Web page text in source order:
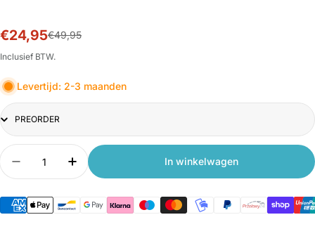
Sale
prijs
€24,95
Normale
prijs
€49,95
Inclusief BTW.
Levertijd: 2-3 maanden
Title
Aantal
Aantal verlagen voor Xiaomi Huisstofmijt
Aantal verhogen voor Xiaomi
In winkelwagen